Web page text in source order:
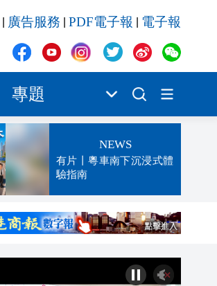
廣告服務 PDF電子報 電子報
專題
NEWS
有片丨粵車南下沉浸式體
驗指南